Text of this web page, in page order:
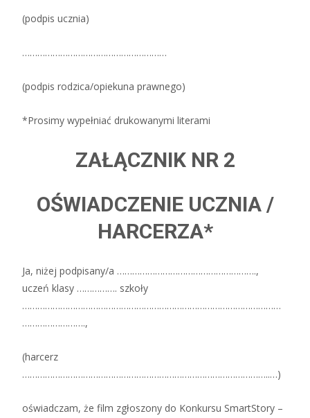
(podpis ucznia)
…………………………………………………
(podpis rodzica/opiekuna prawnego)
*Prosimy wypełniać drukowanymi literami
ZAŁĄCZNIK NR 2
OŚWIADCZENIE UCZNIA /
HARCERZA*
Ja, niżej podpisany/a ……………………………………………….,
uczeń klasy ……………. szkoły
…………………………………………………………………………………………
…………………….,
(harcerz
……………………………………………………………………………………..…)
oświadczam, że film zgłoszony do Konkursu SmartStory –